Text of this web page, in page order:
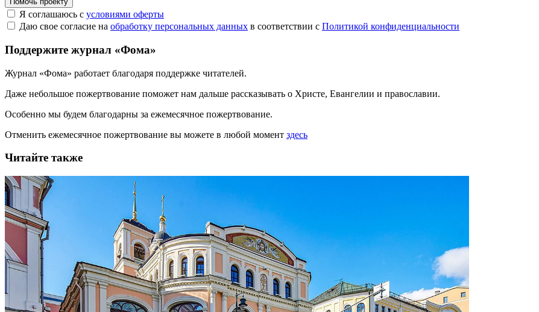
Я соглашаюсь с условиями оферты
Даю свое согласие на обработку персональных данных в соответствии с Политикой конфиденциальности
Поддержите журнал «Фома»
Журнал «Фома» работает благодаря поддержке читателей.
Даже небольшое пожертвование поможет нам дальше рассказывать о Христе, Евангелии и православии.
Особенно мы будем благодарны за ежемесячное пожертвование.
Отменить ежемесячное пожертвование вы можете в любой момент здесь
Читайте также